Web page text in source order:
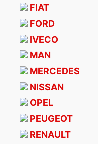
FIAT
FORD
IVECO
MAN
MERCEDES
NISSAN
OPEL
PEUGEOT
RENAULT